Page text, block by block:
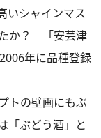
いシャインマス
か？ 「安芸津
年に品種登録
トの壁画にもぶ
「ぶどう酒」と